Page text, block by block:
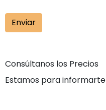
Enviar
Consúltanos los Precios
Estamos para informarte